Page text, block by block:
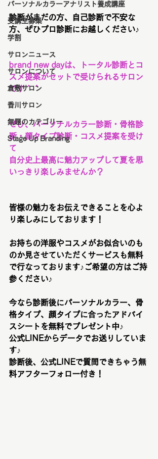
パーソナルカラーアナリスト養成講座
受講生募集
学割
サロンニュース
サロンについて
倉敷サロン
香川サロン
無題のカテゴリー
Stage Up Branding
診断がまだの方、自己診断で不安な
方、ぜひプロ診断にお越しください♪
brand new dayは、トータル診断とコ
スメ提案がセットで受けられるサロン
です＾＾
ぜひ、パーソナルカラー診断・骨格診
断・顔タイプ診断・コスメ提案を受け
て
自分史上最高に魅力アップして夏を思
いっきり楽しみませんか？
皆様の魅力をお伝えできることを心よ
り楽しみにしております！
お持ちの洋服やコスメがお似合いのも
のか見させていただくサービスも無料
で行なっております♪ご希望の方はご持
参ください♪
今なら診断後にパーソナルカラー、骨
格タイプ、顔タイプに合ったアドバイ
スシートを無料でプレゼント中♪
公式LINEからデータでお送りしていま
す♪
診断後、公式LINEで質問できちゃう無
料アフターフォロー付き！